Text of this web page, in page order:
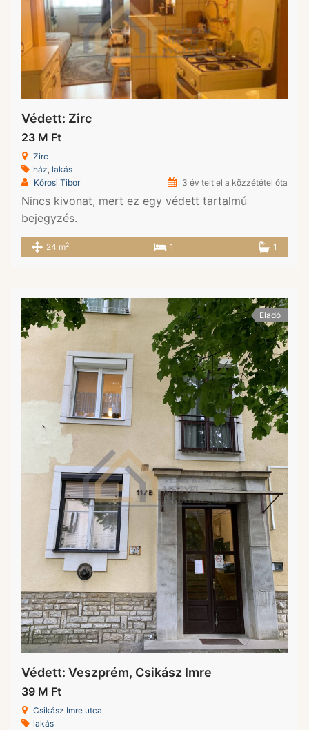
Védett: Zirc
23 M Ft
Zirc
ház, lakás
Kórosi Tibor
3 év telt el a közzététel óta
Nincs kivonat, mert ez egy védett tartalmú
bejegyzés.
24 m2 1 1
Eladó
Védett: Veszprém, Csikász Imre
39 M Ft
Csikász Imre utca
lakás